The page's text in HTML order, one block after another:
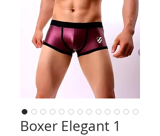
Boxer Elegant 1